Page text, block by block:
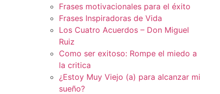
Frases motivacionales para el éxito
Frases Inspiradoras de Vida
Los Cuatro Acuerdos – Don Miguel
Ruiz
Como ser exitoso: Rompe el miedo a
la critica
¿Estoy Muy Viejo (a) para alcanzar mi
sueño?